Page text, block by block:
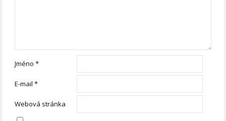
Jméno*
E-mail*
Webová stránka